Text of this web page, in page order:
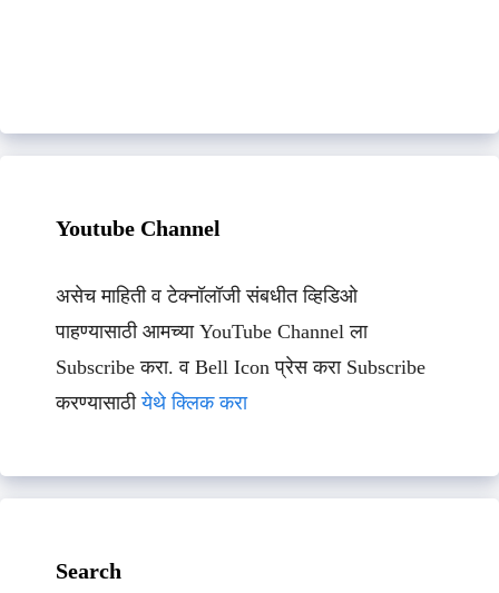
Youtube Channel
असेच माहिती व टेक्नॉलॉजी संबधीत व्हिडिओ
पाहण्यासाठी आमच्या YouTube Channel ला
Subscribe करा. व Bell Icon प्रेस करा Subscribe
करण्यासाठीयेथे क्लिक करा
Search